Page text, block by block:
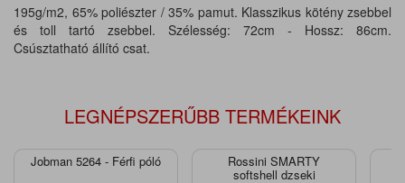
195g/m2, 65% poliészter / 35% pamut. Klasszikus kötény zsebbel
és toll tartó zsebbel. Szélesség: 72cm - Hossz: 86cm.
Csúsztatható állító csat.
LEGNÉPSZERŰBB TERMÉKEINK
Jobman 5264 - Férfi póló Rossini SMARTY
softshell dzseki